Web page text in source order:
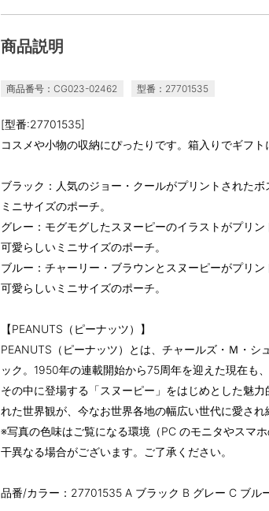
商品説明
商品番号：CG023-02462 型番：27701535
[型番:27701535]
コスメや小物の収納にぴったりです。箱入りでギフト
ブラック：人気のジョー・クールがプリントされた
ミニサイズのポーチ。
グレー：モグモグしたスヌーピーのイラストがプリ
可愛らしいミニサイズのポーチ。
ブルー：チャーリー・ブラウンとスヌーピーがプリ
可愛らしいミニサイズのポーチ。
【PEANUTS（ピーナッツ）】
PEANUTS（ピーナッツ）とは、チャールズ・Ｍ・シ
ック。1950年の連載開始から75周年を迎えた現在も
その中に登場する「スヌーピー」をはじめとした魅
れた世界観が、今なお世界各地の幅広い世代に愛され
※写真の色味はご覧になる環境（PC のモニタやスマ
干異なる場合がございます。ご了承ください。
品番/カラー：27701535 A ブラック B グレー C ブル